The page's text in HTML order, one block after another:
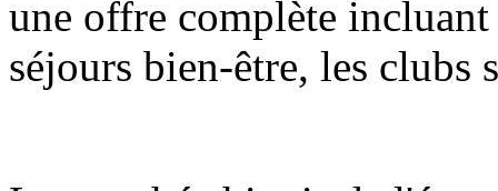
une offre complète
séjours bien-être, les clubs